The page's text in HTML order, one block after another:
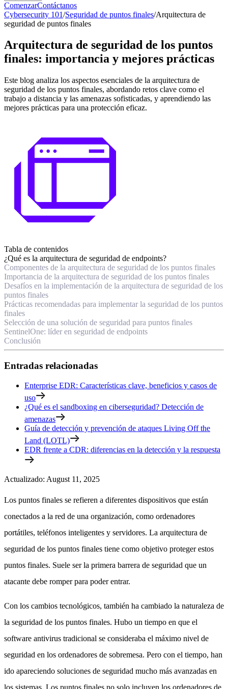
ComenzarContáctanos
Cybersecurity 101/Seguridad de puntos finales/Arquitectura de
seguridad de puntos finales
Arquitectura de seguridad de los puntos
finales: importancia y mejores prácticas
Este blog analiza los aspectos esenciales de la arquitectura de
seguridad de los puntos finales, abordando retos clave como el
trabajo a distancia y las amenazas sofisticadas, y aprendiendo las
mejores prácticas para una protección eficaz.
Tabla de contenidos
¿Qué es la arquitectura de seguridad de endpoints?
Componentes de la arquitectura de seguridad de los puntos finales
Importancia de la arquitectura de seguridad de los puntos finales
Desafíos en la implementación de la arquitectura de seguridad de los
puntos finales
Prácticas recomendadas para implementar la seguridad de los puntos
finales
Selección de una solución de seguridad para puntos finales
SentinelOne: líder en seguridad de endpoints
Conclusión
Entradas relacionadas
Enterprise EDR: Características clave, beneficios y casos de
uso
¿Qué es el sandboxing en ciberseguridad? Detección de
amenazas
Guía de detección y prevención de ataques Living Off the
Land (LOTL)
EDR frente a CDR: diferencias en la detección y la respuesta
Actualizado: August 11, 2025
Los puntos finales se refieren a diferentes dispositivos que están
conectados a la red de una organización, como ordenadores
portátiles, teléfonos inteligentes y servidores. La arquitectura de
seguridad de los puntos finales tiene como objetivo proteger estos
puntos finales. Suele ser la primera barrera de seguridad que un
atacante debe romper para poder entrar.
Con los cambios tecnológicos, también ha cambiado la naturaleza de
la seguridad de los puntos finales. Hubo un tiempo en que el
software antivirus tradicional se consideraba el máximo nivel de
seguridad en los ordenadores de sobremesa. Pero con el tiempo, han
ido apareciendo soluciones de seguridad mucho más avanzadas en
los sistemas. Los puntos finales no solo incluyen los ordenadores de